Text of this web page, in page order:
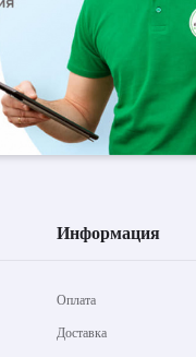
Информация
Оплата
Доставка